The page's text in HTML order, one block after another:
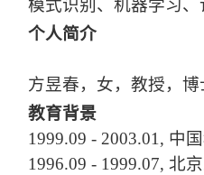
模式识别、机器学习
个人简介
方昱春，女，教授，博
教育背景
1999.09 - 2003.01, 中
1996.09 - 1999.07, 北